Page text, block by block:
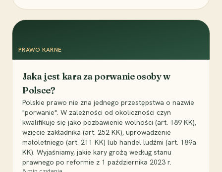
PRAWO KARNE
Jaka jest kara za porwanie osoby w
Polsce?
Polskie prawo nie zna jednego przestępstwa o nazwie
"porwanie". W zależności od okoliczności czyn
kwalifikuje się jako pozbawienie wolności (art. 189 KK),
wzięcie zakładnika (art. 252 KK), uprowadzenie
małoletniego (art. 211 KK) lub handel ludźmi (art. 189a
KK). Wyjaśniamy, jakie kary grożą według stanu
prawnego po reformie z 1 października 2023 r.